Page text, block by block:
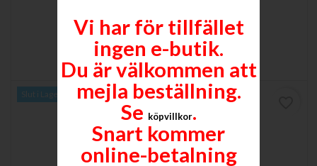
Pris
110,00 kr
 Lägg till i varukorgen
Slut i Lager
Vi har för tillfället
ingen e-butik.
Du är välkommen att
mejla beställning.
Se köpvillkor.
Snart kommer
online-betalning